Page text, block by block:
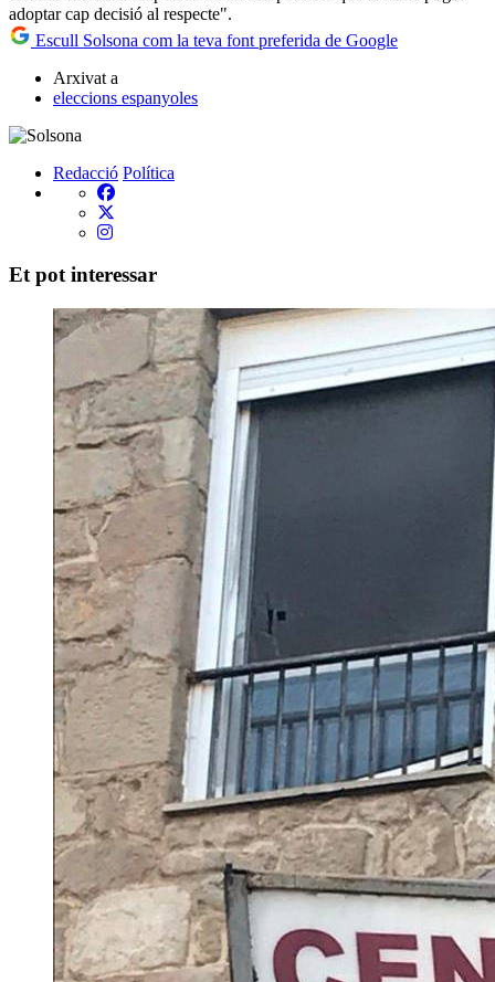
adoptar cap decisió al respecte".
Escull Solsona com la teva font preferida de Google
Arxivat a
eleccions espanyoles
Redacció Política
Et pot interessar